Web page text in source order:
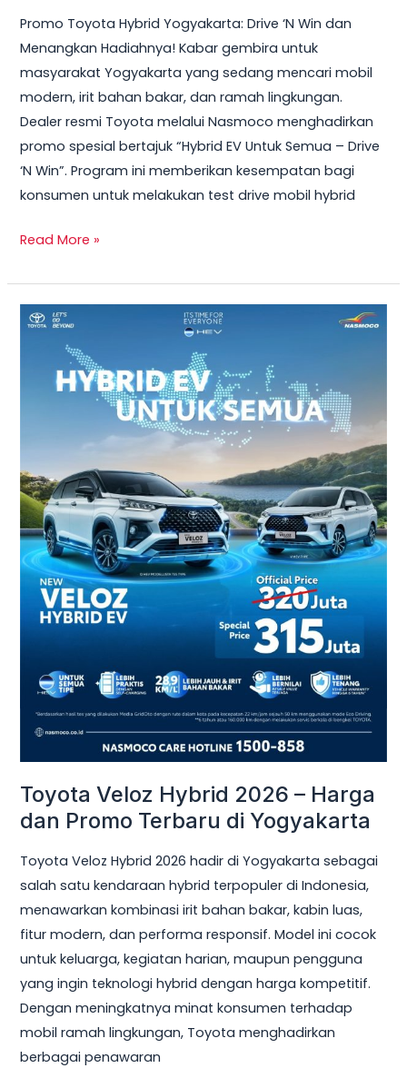
Promo Toyota Hybrid Yogyakarta: Drive ‘N Win dan
Menangkan Hadiahnya! Kabar gembira untuk
masyarakat Yogyakarta yang sedang mencari mobil
modern, irit bahan bakar, dan ramah lingkungan.
Dealer resmi Toyota melalui Nasmoco menghadirkan
promo spesial bertajuk “Hybrid EV Untuk Semua – Drive
‘N Win”. Program ini memberikan kesempatan bagi
konsumen untuk melakukan test drive mobil hybrid
2026
–
Test
Drive
Sekarang
&
Bawa
Pulang
TV
GRATIS!
Read More »
Toyota Veloz Hybrid 2026 – Harga
dan Promo Terbaru di Yogyakarta
Toyota Veloz Hybrid 2026 hadir di Yogyakarta sebagai
salah satu kendaraan hybrid terpopuler di Indonesia,
menawarkan kombinasi irit bahan bakar, kabin luas,
fitur modern, dan performa responsif. Model ini cocok
untuk keluarga, kegiatan harian, maupun pengguna
yang ingin teknologi hybrid dengan harga kompetitif.
Dengan meningkatnya minat konsumen terhadap
mobil ramah lingkungan, Toyota menghadirkan
berbagai penawaran
Toyota
Promo
Terbaru
di
Yogyakarta